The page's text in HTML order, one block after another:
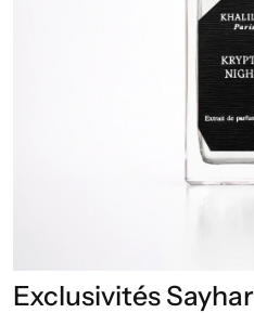
Exclusivités Sayhar